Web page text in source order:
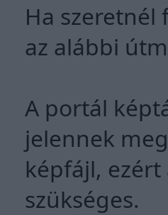
Ha
az alábbi
A portál
jelennek
képfájl,
szükséges.